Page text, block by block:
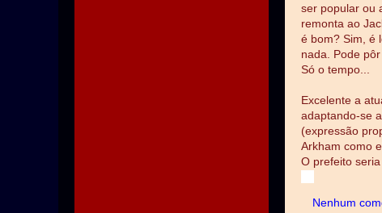
ser popular ou
remonta ao
é bom? Sim, é
nada. Pode
Só o tempo...
Excelente a
adaptando-se
(expressão
Arkham como
O prefeito seria
Nenhum